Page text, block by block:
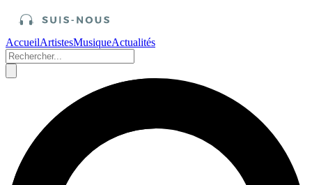
AccueilArtistesMusiqueActualités